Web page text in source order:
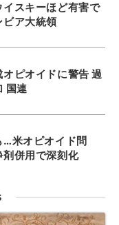
イスキーほど有害で
ビア大統領
ピオイドに警告 過
国連
…米オピオイド問
剤併用で深刻化